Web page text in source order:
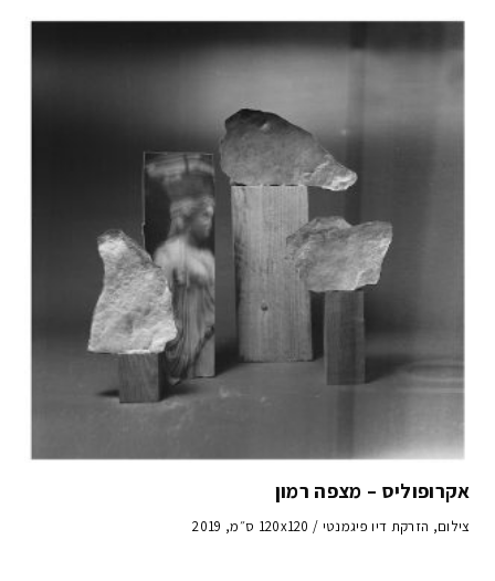
אקרופוליס – מצפה רמון
צילום, הזרקת דיו פיגמנטי / 120x120 ס״מ, 2019